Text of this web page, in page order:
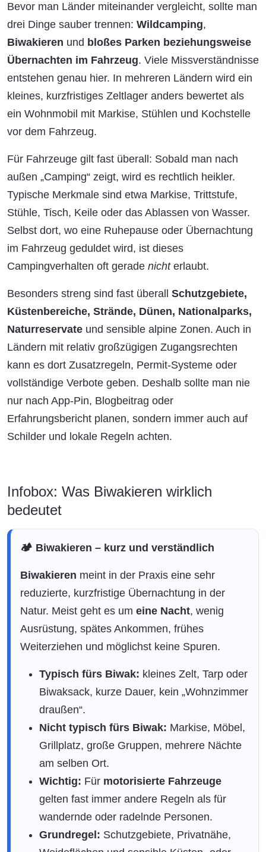
Bevor man Länder miteinander vergleicht, sollte man
drei Dinge sauber trennen: Wildcamping,
Biwakieren und bloßes Parken beziehungsweise
Übernachten im Fahrzeug. Viele Missverständnisse
entstehen genau hier. In mehreren Ländern wird ein
kleines, kurzfristiges Zeltlager anders bewertet als
ein Wohnmobil mit Markise, Stühlen und Kochstelle
vor dem Fahrzeug.
Für Fahrzeuge gilt fast überall: Sobald man nach
außen „Camping“ zeigt, wird es rechtlich heikler.
Typische Merkmale sind etwa Markise, Trittstufe,
Stühle, Tisch, Keile oder das Ablassen von Wasser.
Selbst dort, wo eine Ruhepause oder Übernachtung
im Fahrzeug geduldet wird, ist dieses
Campingverhalten oft gerade nichterlaubt.
Besonders streng sind fast überall Schutzgebiete,
Küstenbereiche, Strände, Dünen, Nationalparks,
Naturreservate und sensible alpine Zonen. Auch in
Ländern mit relativ großzügigen Zugangsrechten
kann es dort Zusatzregeln, Permit-Systeme oder
vollständige Verbote geben. Deshalb sollte man nie
nur nach App-Pin, Blogbeitrag oder
Erfahrungsbericht planen, sondern immer auch auf
Schilder und lokale Regeln achten.
Infobox: Was Biwakieren wirklich
bedeutet
🏕️ Biwakieren – kurz und verständlich
Biwakieren meint in der Praxis eine sehr
reduzierte, kurzfristige Übernachtung in der
Natur. Meist geht es um eine Nacht, wenig
Ausrüstung, spätes Ankommen, frühes
Weiterziehen und möglichst keine Spuren.
Typisch fürs Biwak: kleines Zelt, Tarp oder
Biwaksack, kurze Dauer, kein „Wohnzimmer
draußen“.
Nicht typisch fürs Biwak: Markise, Möbel,
Grillplatz, große Gruppen, mehrere Nächte
am selben Ort.
Wichtig: Für motorisierte Fahrzeuge
gelten fast immer andere Regeln als für
wandernde oder radelnde Personen.
Grundregel: Schutzgebiete, Privatnähe,